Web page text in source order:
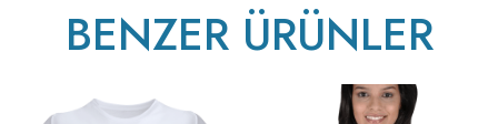
BENZER ÜRÜNLER